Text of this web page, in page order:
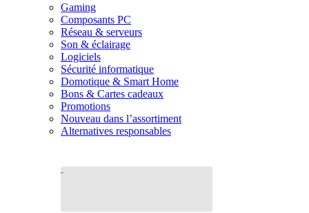
Gaming
Composants PC
Réseau & serveurs
Son & éclairage
Logiciels
Sécurité informatique
Domotique & Smart Home
Bons & Cartes cadeaux
Promotions
Nouveau dans l’assortiment
Alternatives responsables